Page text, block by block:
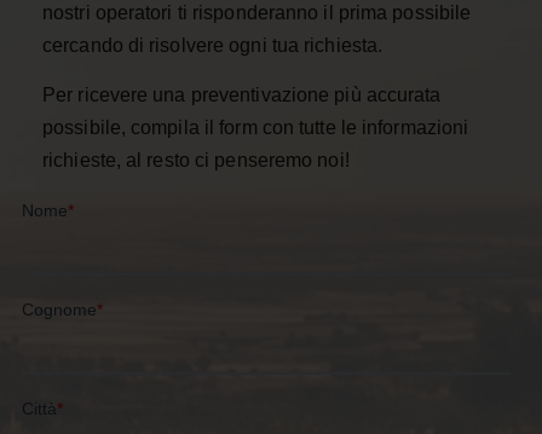
nostri operatori ti risponderanno il prima possibile
cercando di risolvere ogni tua richiesta.
Per ricevere una preventivazione più accurata
possibile, compila il form con tutte le informazioni
richieste, al resto ci penseremo noi!